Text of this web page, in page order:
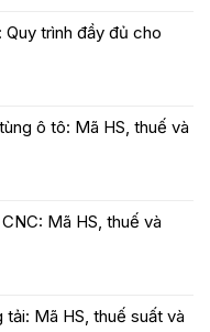
trình đầy đủ cho
ô tô: Mã HS, thuế và
Mã HS, thuế và
Mã HS, thuế suất và